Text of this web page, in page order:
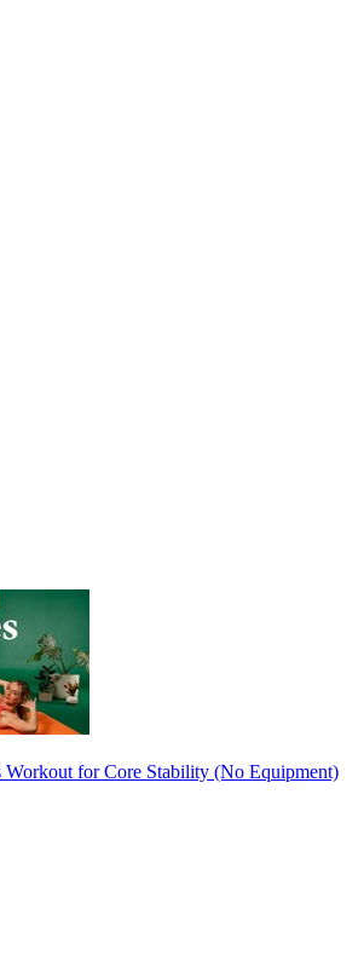
Workout for Core Stability (No Equipment)